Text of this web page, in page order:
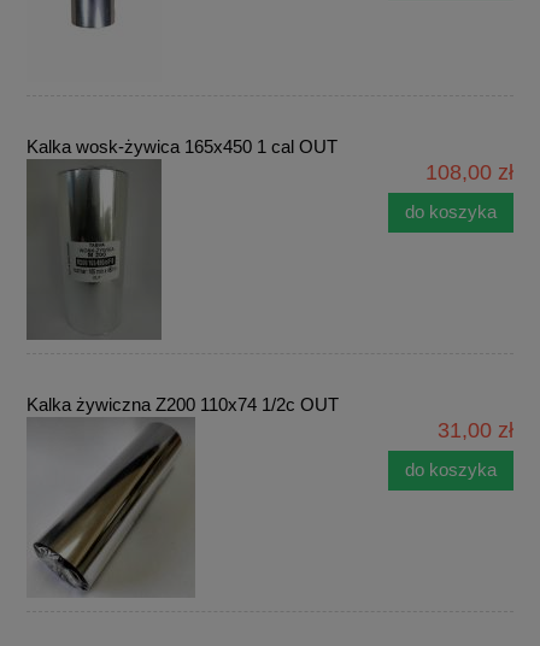
Kalka wosk-żywica 165x450 1 cal OUT
108,00 zł
do koszyka
Kalka żywiczna Z200 110x74 1/2c OUT
31,00 zł
do koszyka